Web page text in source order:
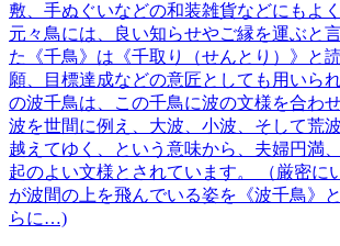
敷、手ぬぐいなどの和装雑貨などにもよ
元々鳥には、良い知らせやご縁を運ぶと
た《千鳥》は《千取り（せんとり）》と
願、目標達成などの意匠としても用いら
の波千鳥は、この千鳥に波の文様を合わ
波を世間に例え、大波、小波、そして荒
越えてゆく、という意味から、夫婦円満
起のよい文様とされています。 （厳密に
が波間の上を飛んでいる姿を《波千鳥》
らに…)